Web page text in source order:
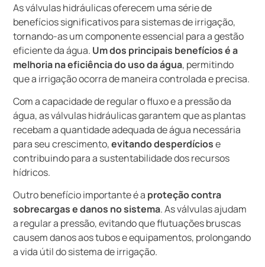
As válvulas hidráulicas oferecem uma série de
benefícios significativos para sistemas de irrigação,
tornando-as um componente essencial para a gestão
eficiente da água. Um dos principais benefícios é a
melhoria na eficiência do uso da água, permitindo
que a irrigação ocorra de maneira controlada e precisa.
Com a capacidade de regular o fluxo e a pressão da
água, as válvulas hidráulicas garantem que as plantas
recebam a quantidade adequada de água necessária
para seu crescimento,evitando desperdíciose
contribuindo para a sustentabilidade dos recursos
hídricos.
Outro benefício importante é a proteção contra
sobrecargas e danos no sistema. As válvulas ajudam
a regular a pressão, evitando que flutuações bruscas
causem danos aos tubos e equipamentos, prolongando
a vida útil do sistema de irrigação.